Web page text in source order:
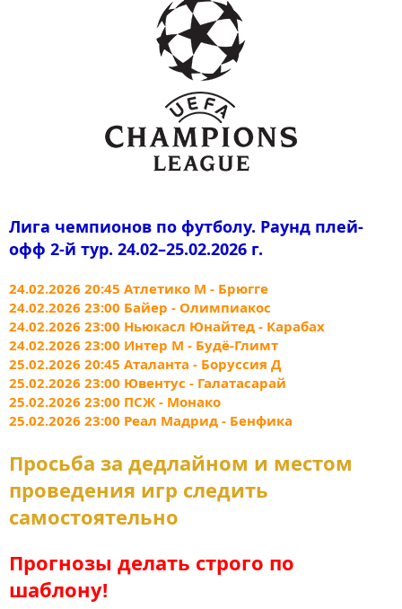
Лига чемпионов по футболу. Раунд плей-
офф 2-й тур. 24.02–25.02.2026 г.
24.02.2026 20:45 Атлетико М - Брюгге
24.02.2026 23:00 Байер - Олимпиакос
24.02.2026 23:00 Ньюкасл Юнайтед - Карабах
24.02.2026 23:00 Интер М - Будё-Глимт
25.02.2026 20:45 Аталанта - Боруссия Д
25.02.2026 23:00 Ювентус - Галатасарай
25.02.2026 23:00 ПСЖ - Монако
25.02.2026 23:00 Реал Мадрид - Бенфика
Просьба за дедлайном и местом
проведения игр следить
самостоятельно
Прогнозы делать строго по
шаблону!